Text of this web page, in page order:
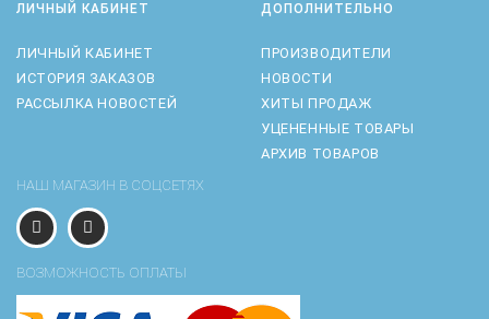
ЛИЧНЫЙ КАБИНЕТ
ЛИЧНЫЙ КАБИНЕТ
ИСТОРИЯ ЗАКАЗОВ
РАССЫЛКА НОВОСТЕЙ
ДОПОЛНИТЕЛЬНО
ПРОИЗВОДИТЕЛИ
НОВОСТИ
ХИТЫ ПРОДАЖ
УЦЕНЕННЫЕ ТОВАРЫ
АРХИВ ТОВАРОВ
НАШ МАГАЗИН В СОЦСЕТЯХ
ВОЗМОЖНОСТЬ ОПЛАТЫ